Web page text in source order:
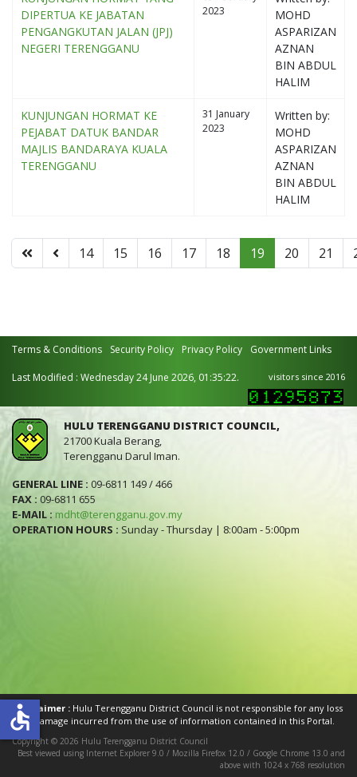
DIPERTUA KE JABATAN
PENGANGKUTAN JALAN (JPJ)
NEGERI TERENGGANU
2023
MOHD
ASPARIZAN
AZNAN
BIN ABDUL
HALIM
KUNJUNGAN HORMAT KE
PEJABAT DATUK BANDAR
MAJLIS BANDARAYA KUALA
TERENGGANU
31 January
2023
Written by:
MOHD
ASPARIZAN
AZNAN
BIN ABDUL
HALIM
14 15 16 17 18 19 20 21
Terms & Conditions Security Policy Privacy Policy Government Links
Last Modified : Wednesday 24 June 2026, 01:35:22. visitors since 2016
HULU TERENGGANU DISTRICT COUNCIL,
21700 Kuala Berang,
Terengganu Darul Iman.
GENERAL LINE : 09-6811 149 / 466
FAX : 09-6811 655
E-MAIL : mdht@terengganu.gov.my
OPERATION HOURS : Sunday - Thursday | 8:00am - 5:00pm
Disclaimer :Hulu Terengganu District Council is not responsible for any loss
or damage incurred from the use of information contained in this Portal.
Copyright © 2026 Hulu Terengganu District Council
Best viewed using Internet Explorer 9.0 / Mozilla Firefox 12.0 / Google Chrome 13.0 and
above with 1024 x 768 resolution
accessible